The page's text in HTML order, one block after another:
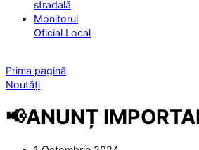
stradală
Monitorul
Oficial Local
Prima pagină
Noutăți
📢ANUNȚ